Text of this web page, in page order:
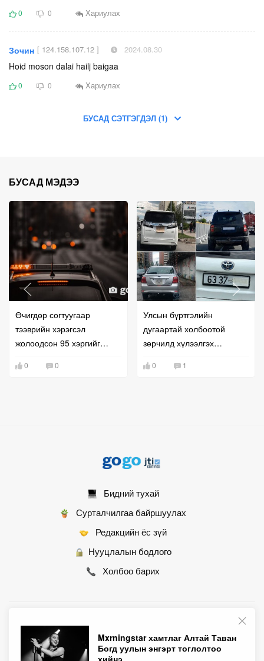
0 0 Хариулах
Зочин [ 124.158.107.12 ] 2024.08.30
Hoid moson dalai hailj baigaa
0 0 Хариулах
БУСАД СЭТГЭГДЭЛ (1)
Mxrningstar хамтлаг Алтай Таван
Богд уулын энгэрт тоглолтоо
БУСАД МЭДЭЭ
Өчигдөр согтуугаар
тээврийн хэрэгсэл
жолоодсон 95 хэргийг
0 0
Улсын бүртгэлийн
дугаартай холбоотой
зөрчилд хүлээлгэх
0 1
Бидний тухай
Сурталчилгаа байршуулах
Редакцийн ёс зүй
Нууцлалын бодлого
Холбоо барих
© 2007 - 2026 Монгол Контент ХХК • Бүх эрх хуулиар хамгаалагдсан